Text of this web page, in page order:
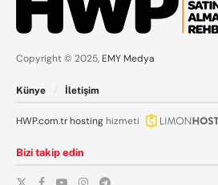
Copyright © 2025, EMY Medya
Künye İletişim
HWP.com.trhosting hizmeti
Bizi takip edin